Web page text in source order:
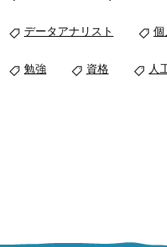
データアナリスト 個
勉強 資格 人